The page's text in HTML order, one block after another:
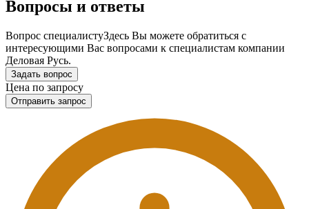
Вопросы и ответы
Вопрос специалистуЗдесь Вы можете обратиться с
интересующими Вас вопросами к специалистам компании
Деловая Русь.
Задать вопрос
Цена по запросу
Отправить запрос